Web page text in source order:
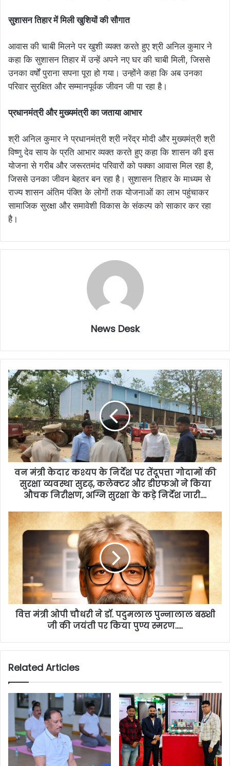
सुशासन तिहार में मिली खुशियों की सौगात
आवास की चाबी मिलने पर खुशी व्यक्त करते हुए श्री अनिल कुमार ने
कहा कि सुशासन तिहार में उन्हें अपने नए घर की चाबी मिली, जिससे
उनका वर्षों पुराना सपना पूरा हो गया। उन्होंने कहा कि अब उनका
परिवार सुरक्षित और सम्मानपूर्वक जीवन जी पा रहा है।
प्रधानमंत्री और मुख्यमंत्री का जताया आभार
श्री अनिल कुमार ने प्रधानमंत्री श्री नरेंद्र मोदी और मुख्यमंत्री श्री
विष्णु देव साय के प्रति आभार व्यक्त करते हुए कहा कि शासन की इस
योजना से गरीब और जरूरतमंद परिवारों को पक्का आवास मिल रहा है,
जिससे उनका जीवन बेहतर बन रहा है। सुशासन तिहार के माध्यम से
राज्य शासन अंतिम पंक्ति के लोगों तक योजनाओं का लाभ पहुंचाकर
सामाजिक सुरक्षा और समावेशी विकास के संकल्प को साकार कर रहा
है।
News Desk
वन मंत्री केदार कश्यप के निर्देश पर तेंदूपत्ता गोदामों की
सुरक्षा व्यवस्था सुदृढ़, कलेक्टर और डीएफओ ने किया
औचक निरीक्षण, अग्नि सुरक्षा के कड़े निर्देश जारी….
वित्त मंत्री ओपी चौधरी ने डॉ. पदुमलाल पुन्नालाल बख्शी
जी की जयंती पर किया पुण्य स्मरण…..
Related Articles